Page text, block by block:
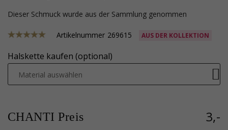
Dieser Schmuck wurde aus der Sammlung genommen
Artikelnummer 269615 AUS DER KOLLEKTION
Halskette kaufen (optional)
Material auswählen
CHANTI Preis 3,-